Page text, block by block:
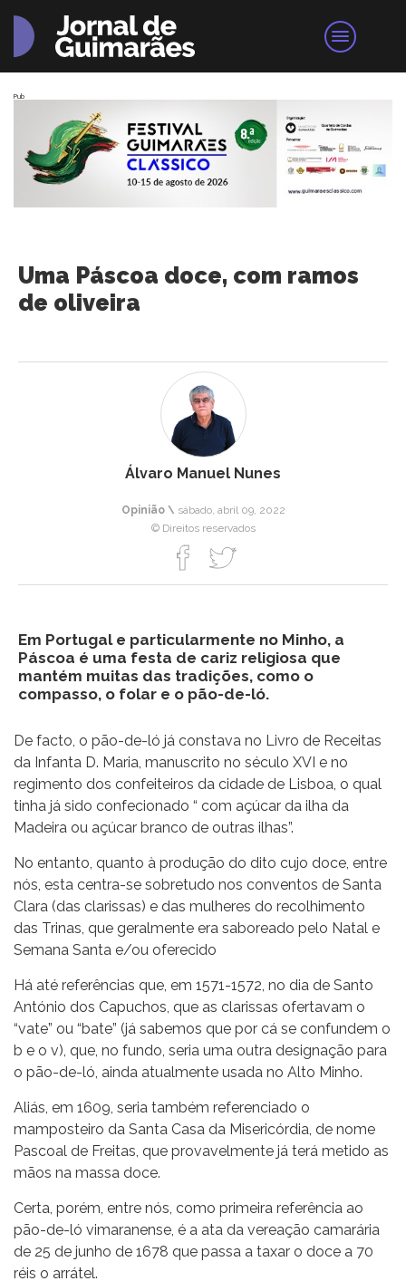
Pub
Uma Páscoa doce, com ramos
de oliveira
Álvaro Manuel Nunes
Opinião \ sábado, abril 09, 2022
© Direitos reservados
Em Portugal e particularmente no Minho, a
Páscoa é uma festa de cariz religiosa que
mantém muitas das tradições, como o
compasso, o folar e o pão-de-ló.
De facto, o pão-de-ló já constava no Livro de Receitas
da Infanta D. Maria, manuscrito no século XVI e no
regimento dos confeiteiros da cidade de Lisboa, o qual
tinha já sido confecionado “ com açúcar da ilha da
Madeira ou açúcar branco de outras ilhas”.
No entanto, quanto à produção do dito cujo doce, entre
nós, esta centra-se sobretudo nos conventos de Santa
Clara (das clarissas) e das mulheres do recolhimento
das Trinas, que geralmente era saboreado pelo Natal e
Semana Santa e/ou oferecido
Há até referências que, em 1571-1572, no dia de Santo
António dos Capuchos, que as clarissas ofertavam o
“vate” ou “bate” (já sabemos que por cá se confundem o
b e o v), que, no fundo, seria uma outra designação para
o pão-de-ló, ainda atualmente usada no Alto Minho.
Aliás, em 1609, seria também referenciado o
mamposteiro da Santa Casa da Misericórdia, de nome
Pascoal de Freitas, que provavelmente já terá metido as
mãos na massa doce.
Certa, porém, entre nós, como primeira referência ao
pão-de-ló vimaranense, é a ata da vereação camarária
de 25 de junho de 1678 que passa a taxar o doce a 70
réis o arrátel.